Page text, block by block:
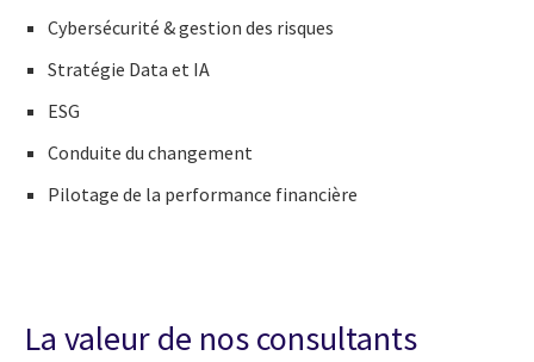
Cybersécurité & gestion des risques
Stratégie Data et IA
ESG
Conduite du changement
Pilotage de la performance financière
La valeur de nos consultants